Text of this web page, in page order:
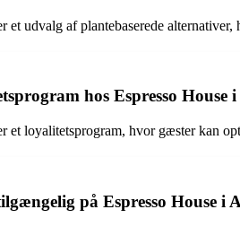
et udvalg af plantebaserede
hos Espresso House
et loyalitetsprogram, hvor gæster kan
på Espresso House i